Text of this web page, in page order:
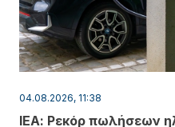
04.08.2026, 11:38
ΙΕΑ: Ρεκόρ πωλήσεων